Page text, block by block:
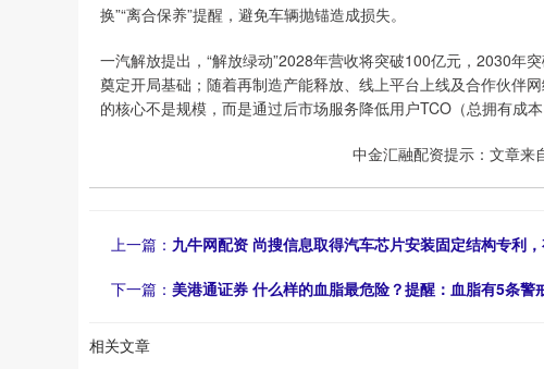
换”“离合保养”提醒，避免车辆抛锚造成损失。
一汽解放提出，“解放绿动”2028年营收将突破100亿元，2030年
奠定开局基础；随着再制造产能释放、线上平台上线及合作伙伴
的核心不是规模，而是通过后市场服务降低用户TCO（总拥有成
中金汇融配资提示：文章来
上一篇： 九牛网配资 尚搜信息取得汽车芯片安装固定结构专利
下一篇： 美港通证券 什么样的血脂最危险？提醒：血脂有5条警
相关文章